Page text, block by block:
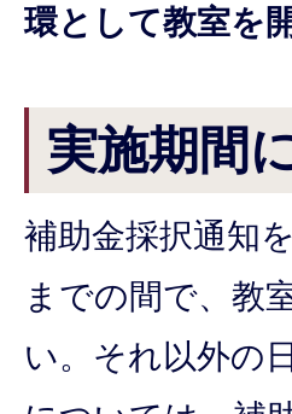
環として教室を
実施期間
補助金採択通知
までの間で、教
い。それ以外の